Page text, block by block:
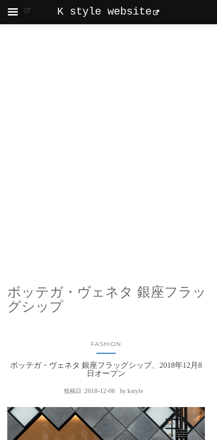
ボッテガ・ヴェネタ 銀座フラッ
グシップ
FASHION
ボッテガ・ヴェネタ 銀座フラッグシップ、2018年12月8
日オープン
投稿日: 2018-12-06 by kstyle
K style website